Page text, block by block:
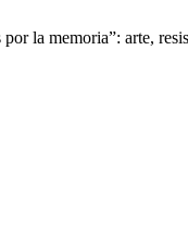
la memoria”: arte,